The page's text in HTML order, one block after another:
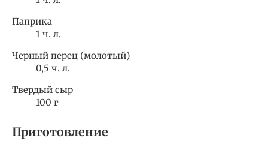
Паприка
1 ч. л.
Черный перец (молотый)
0,5 ч. л.
Твердый сыр
100 г
Приготовление